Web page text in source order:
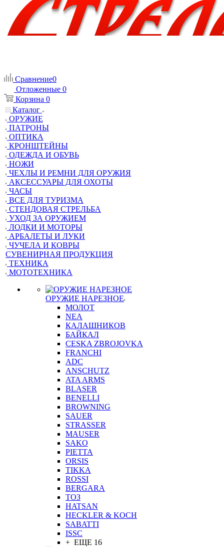
Сравнение0
Отложенные 0
Корзина 0
Каталог
ОРУЖИЕ
ПАТРОНЫ
ОПТИКА
КРОНШТЕЙНЫ
ОДЕЖДА И ОБУВЬ
НОЖИ
ЧЕХЛЫ И РЕМНИ ДЛЯ ОРУЖИЯ
АКСЕССУАРЫ ДЛЯ ОХОТЫ
ЧАСЫ
ВСЕ ДЛЯ ТУРИЗМА
СТЕНДОВАЯ СТРЕЛЬБА
УХОД ЗА ОРУЖИЕМ
ЛОДКИ И МОТОРЫ
АРБАЛЕТЫ И ЛУКИ
ЧУЧЕЛА И КОВРЫ
СУВЕНИРНАЯ ПРОДУКЦИЯ
ТЕХНИКА
МОТОТЕХНИКА
ОРУЖИЕ НАРЕЗНОЕ
МОЛОТ
NEA
КАЛАШНИКОВ
БАЙКАЛ
CESKA ZBROJOVKA
FRANCHI
ADC
ANSCHUTZ
ATA ARMS
BLASER
BENELLI
BROWNING
SAUER
STRASSER
MAUSER
SAKO
PIETTA
ORSIS
TIKKA
ROSSI
BERGARA
ТОЗ
HATSAN
HECKLER & KOCH
SABATTI
ISSC
+ ЕЩЕ 16